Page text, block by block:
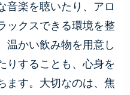
音楽を聴いたり、アロ
ックスできる環境を整
温かい飲み物を用意し
りすることも、心身を
ます。大切なのは、焦